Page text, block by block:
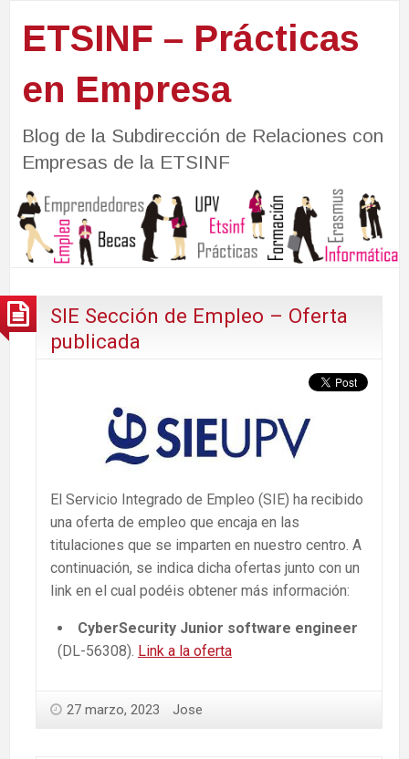
ETSINF – Prácticas
en Empresa
Blog de la Subdirección de Relaciones con
Empresas de la ETSINF
SIE Sección de Empleo – Oferta
publicada
El Servicio Integrado de Empleo (SIE) ha recibido
una oferta de empleo que encaja en las
titulaciones que se imparten en nuestro centro. A
continuación, se indica dicha ofertas junto con un
link en el cual podéis obtener más información:
CyberSecurity Junior software engineer
(DL-56308). Link a la oferta
27 marzo, 2023 Jose